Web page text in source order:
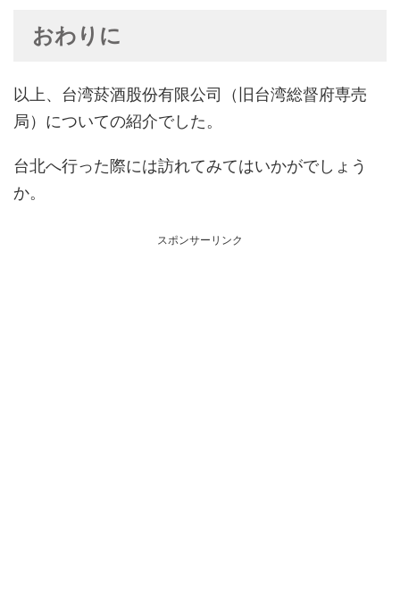
おわりに
以上、台湾菸酒股份有限公司（旧台湾総督府専売
局）についての紹介でした。
台北へ行った際には訪れてみてはいかがでしょう
か。
スポンサーリンク